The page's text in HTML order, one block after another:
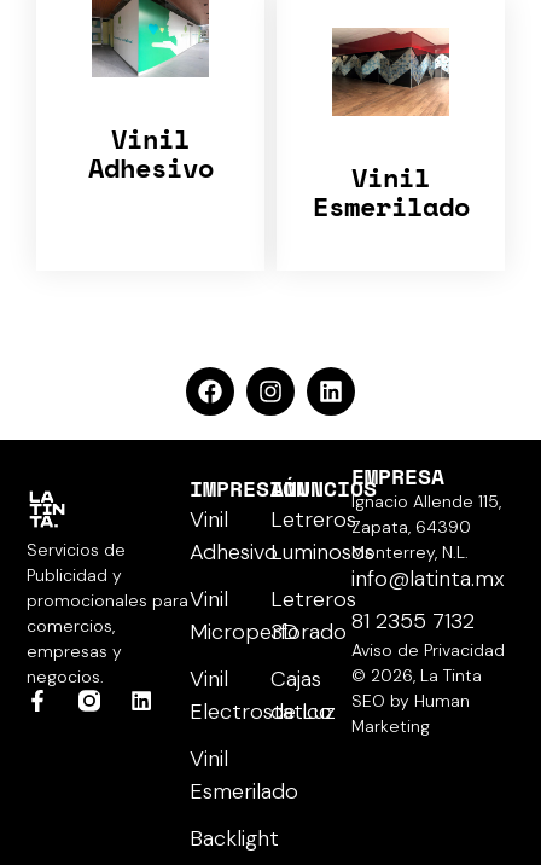
Vinil
Adhesivo Vinil
Esmerilado
Servicios de
Publicidad y
promocionales para
comercios,
empresas y
negocios.
IMPRESIÓN
Vinil
Adhesivo
Vinil
Microperforado
Vinil
Electrostatico
Vinil
Esmerilado
Backlight
ANUNCIOS
Letreros
Luminosos
Letreros
3D
Cajas
de Luz
EMPRESA
Ignacio Allende 115,
Zapata, 64390
Monterrey, N.L.
info@latinta.mx
81 2355 7132
Aviso de Privacidad
© 2026, La Tinta
SEO by Human
Marketing